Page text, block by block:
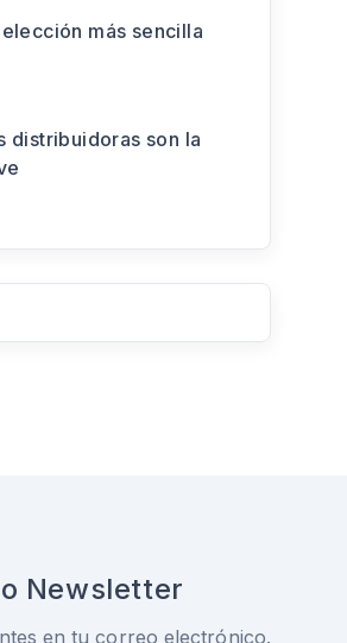
más sencilla
distribuidoras son la
Newsletter
en tu correo electrónico.